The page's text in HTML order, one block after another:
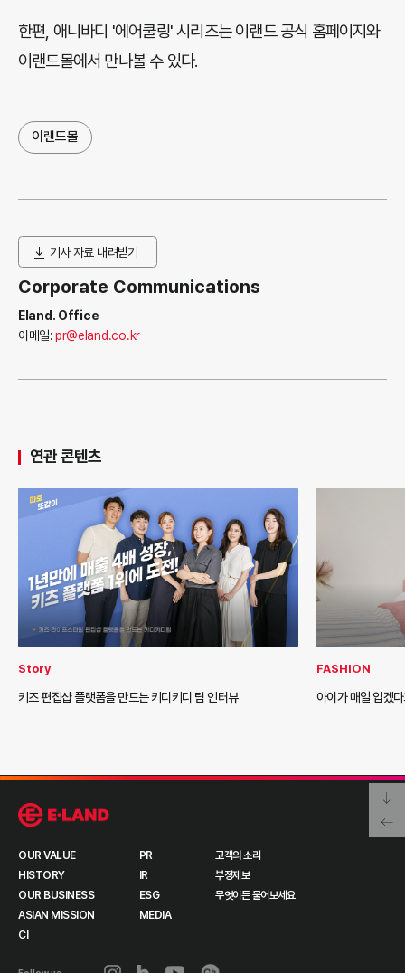
한편, 애니바디 '에어쿨링' 시리즈는 이랜드 공식 홈페이지와
이랜드몰에서 만나볼 수 있다.
이랜드몰
기사 자료 내려받기
Corporate Communications
Eland. Office
이메일:pr@eland.co.kr
연관 콘텐츠
Story
키즈 편집샵 플랫폼을 만드는 키디키디 팀 인터뷰
FASHION
아이가 매일 입겠
OUR VALUE
HISTORY
OUR BUSINESS
ASIAN MISSION
CI
PR
IR
ESG
MEDIA
고객의 소리
부정제보
무엇이든 물어보세요